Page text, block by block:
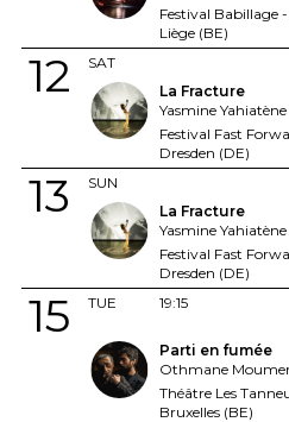
Festival Babillage
Liège (BE)
SAT
12
La Fracture
Yasmine Yahiatène
Festival Fast
Dresden (DE)
SUN
13
La Fracture
Yasmine Yahiatène
Festival Fast
Dresden (DE)
TUE
15
19:15
Parti en fumée
Othmane
Théâtre Les
Bruxelles (BE)